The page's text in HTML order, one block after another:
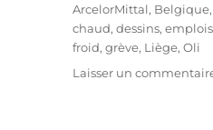
Étiquettes
ArcelorMittal, Belgique,
chaud,dessins,emplois
froid,grève, Liège,Oli
Laisser un